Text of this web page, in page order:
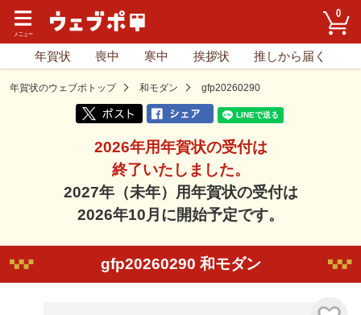
0
年賀状 喪中 寒中 挨拶状 推しから届く
年賀状のウェブポトップ 和モダン gfp20260290
2026年用年賀状の受付は
終了いたしました。
2027年（未年）用年賀状の受付は
2026年10月に開始予定です。
gfp20260290 和モダン